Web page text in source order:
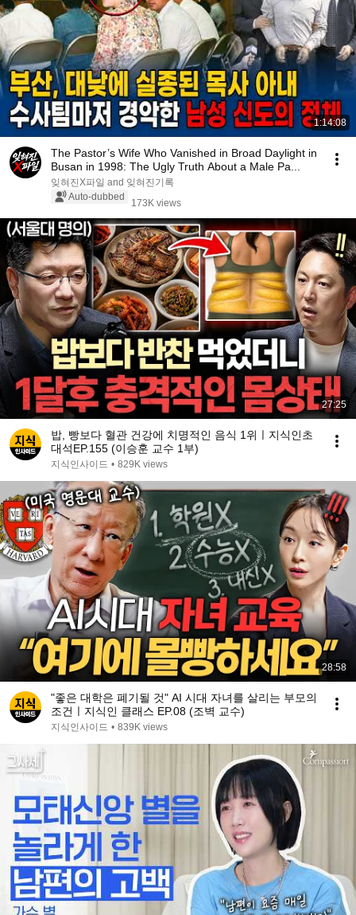
1:14:08
The Pastor’s Wife Who Vanished in Broad Daylight in
Busan in 1998: The Ugly Truth About a Male Pa...
잊혀진X파일 and 잊혀진기록
Auto-dubbed
173K views
27:25
밥, 빵보다 혈관 건강에 치명적인 음식 1위ㅣ지식인초
대석EP.155 (이승훈 교수 1부)
지식인사이드 • 829K views
28:58
"좋은 대학은 폐기될 것" AI 시대 자녀를 살리는 부모의
조건ㅣ지식인 클래스 EP.08 (조벽 교수)
지식인사이드 • 839K views